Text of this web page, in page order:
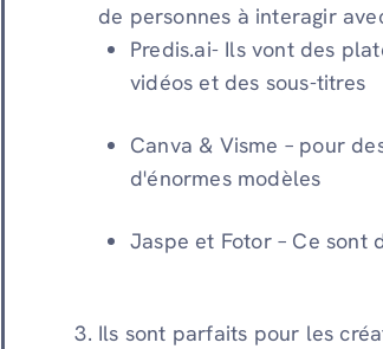
de personnes à interagir
Predis.ai- Ils vont des
vidéos et des sous-titres
Canva & Visme – pour
d'énormes modèles
Jaspe et Fotor – Ce sont
Ils sont parfaits pour les